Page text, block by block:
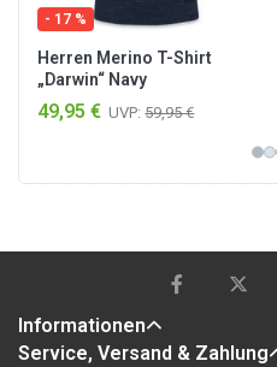
- 17 %
Herren Merino T-Shirt
„Darwin“ Navy
49,95 € UVP: 59,95 €
Informationen
Service, Versand & Zahlung